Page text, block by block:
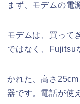
まず、モデムの電
モデムは、買って
ではなく、Fujitsu
かれた、高さ
器です。電話が使